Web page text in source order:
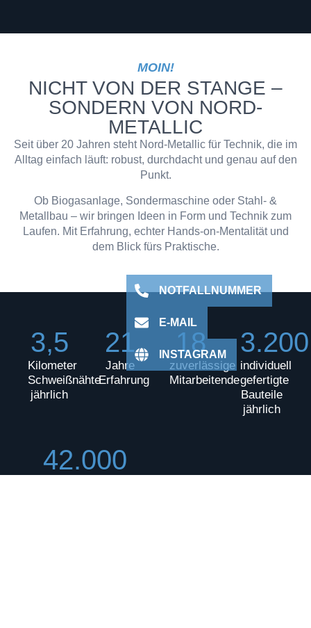
MOIN!
NICHT VON DER STANGE –
SONDERN VON NORD-
METALLIC
Seit über 20 Jahren steht Nord-Metallic für Technik, die im
Alltag einfach läuft: robust, durchdacht und genau auf den
Punkt.
Ob Biogasanlage, Sondermaschine oder Stahl- &
Metallbau – wir bringen Ideen in Form und Technik zum
Laufen. Mit Erfahrung, echter Hands-on-Mentalität und
dem Blick fürs Praktische.
3,5
Kilometer
Schweißnähte
jährlich
21
Jahre
Erfahrung
18
zuverlässige
Mitarbeitende
3.200
individuell
gefertigte
Bauteile
jährlich
42.000
NOTFALLNUMMER
E-MAIL
INSTAGRAM